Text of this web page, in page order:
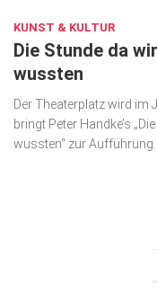
KUNST & KULTUR
Die Stunde da
wussten
Der Theaterplatz wird im
bringt Peter Handke’s
wussten“ zur Aufführung.